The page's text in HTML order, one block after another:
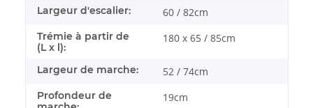
Largeur d'escalier: 60 / 82cm
Trémie à partir de
(L x l):
180 x 65 / 85cm
Largeur de marche: 52 / 74cm
Profondeur de
19cm